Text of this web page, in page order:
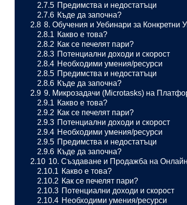
2.7.5 Предимства и недостатъци
2.7.6 Къде да започна?
2.8 8. Обучения и Уебинари за Конкретни
2.8.1 Какво е това?
2.8.2 Как се печелят пари?
2.8.3 Потенциални доходи и скорост
2.8.4 Необходими умения/ресурси
2.8.5 Предимства и недостатъци
2.8.6 Къде да започна?
2.9 9. Микрозадачи (Microtasks) на
2.9.1 Какво е това?
2.9.2 Как се печелят пари?
2.9.3 Потенциални доходи и скорост
2.9.4 Необходими умения/ресурси
2.9.5 Предимства и недостатъци
2.9.6 Къде да започна?
2.10 10. Създаване и Продажба на
2.10.1 Какво е това?
2.10.2 Как се печелят пари?
2.10.3 Потенциални доходи и скорост
2.10.4 Необходими умения/ресурси